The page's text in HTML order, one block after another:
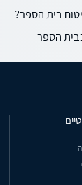
בית הספר?
הספר